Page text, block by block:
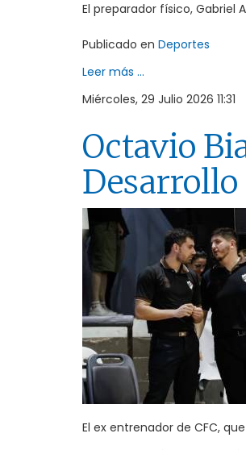
El preparador físico, Gabriel
Publicado en Deportes
Leer más ...
Miércoles, 29 Julio 2026 11:31
Octavio
Desarrollo
El ex entrenador de CFC,